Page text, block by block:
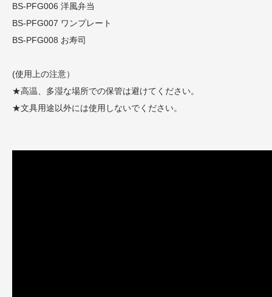
BS-PFG006 洋風弁当
BS-PFG007 ワンプレート
BS-PFG008 お寿司
(使用上の注意）
★高温、多湿な場所での保管は避けてください。
★文具用途以外には使用しないでください。